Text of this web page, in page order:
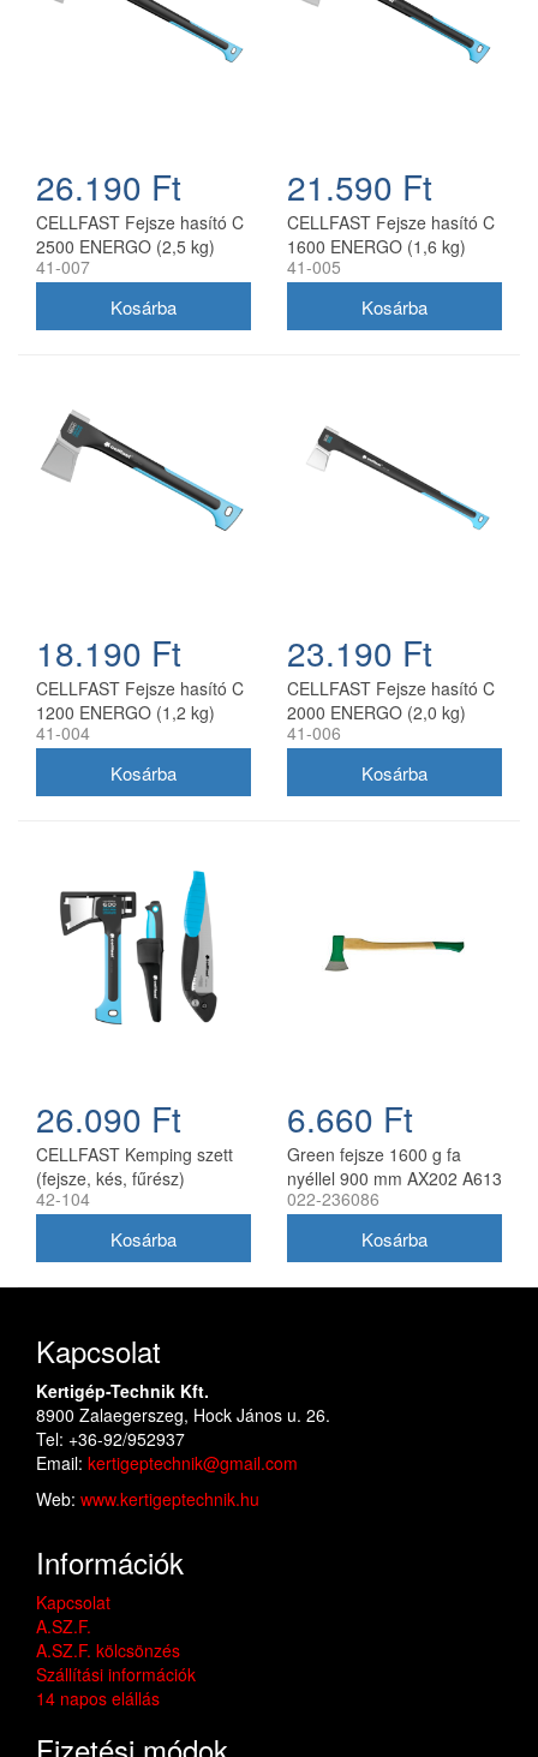
26.190 Ft
CELLFAST Fejsze hasító C
2500 ENERGO (2,5 kg)
41-007
21.590 Ft
CELLFAST Fejsze hasító C
1600 ENERGO (1,6 kg)
41-005
18.190 Ft
CELLFAST Fejsze hasító C
1200 ENERGO (1,2 kg)
41-004
23.190 Ft
CELLFAST Fejsze hasító C
2000 ENERGO (2,0 kg)
41-006
26.090 Ft
CELLFAST Kemping szett
(fejsze, kés, fűrész)
ENERGO
42-104
6.660 Ft
Green fejsze 1600 g fa
nyéllel 900 mm AX202 A613
022-236086
Kapcsolat
Kertigép-Technik Kft.
8900 Zalaegerszeg, Hock János u. 26.
Tel: +36-92/952937
Email: kertigeptechnik@gmail.com
Web: www.kertigeptechnik.hu
Információk
Kapcsolat
A.SZ.F.
A.SZ.F. kölcsönzés
Szállítási információk
14 napos elállás